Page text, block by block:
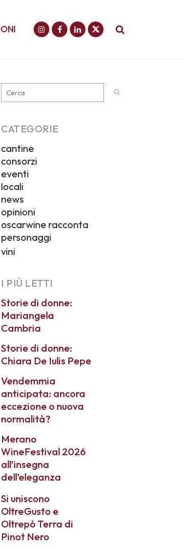
CATEGORIE
cantine
consorzi
eventi
locali
news
opinioni
oscarwine racconta
personaggi
vini
I PIÙ LETTI
Storie di donne:
Mariangela
Cambria
Storie di donne:
Chiara De Iulis Pepe
Vendemmia
anticipata: ancora
eccezione o nuova
normalità?
Merano
WineFestival 2026
all’insegna
dell’eleganza
Si uniscono
OltreGusto e
Oltrepò Terra di
Pinot Nero